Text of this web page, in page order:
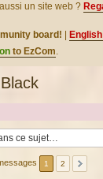
un site web ?
board!
to EzCom.
1 2